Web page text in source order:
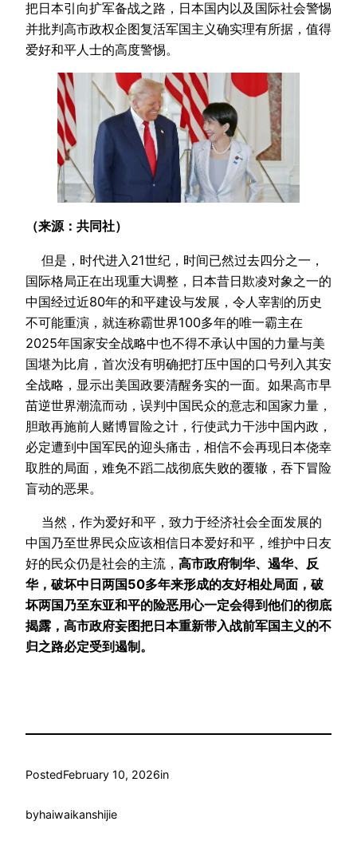
把日本引向扩军备战之路，日本国内以及国际社会警惕
并批判高市政权企图复活军国主义确实理有所据，值得
爱好和平人士的高度警惕。
（来源：共同社）
但是，时代进入21世纪，时间已然过去四分之一，
国际格局正在出现重大调整，日本昔日欺凌对象之一的
中国经过近80年的和平建设与发展，令人宰割的历史
不可能重演，就连称霸世界100多年的唯一霸主在
2025年国家安全战略中也不得不承认中国的力量与美
国堪为比肩，首次没有明确把打压中国的口号列入其安
全战略，显示出美国政要清醒务实的一面。如果高市早
苗逆世界潮流而动，误判中国民众的意志和国家力量，
胆敢再施前人赌博冒险之计，行使武力干涉中国内政，
必定遭到中国军民的迎头痛击，相信不会再现日本侥幸
取胜的局面，难免不蹈二战彻底失败的覆辙，吞下冒险
盲动的恶果。
当然，作为爱好和平，致力于经济社会全面发展的
中国乃至世界民众应该相信日本爱好和平，维护中日友
好的民众仍是社会的主流， 高市政府制华、遏华、反
华，破坏中日两国50多年来形成的友好相处局面，破
坏两国乃至东亚和平的险恶用心一定会得到他们的彻底
揭露，高市政府妄图把日本重新带入战前军国主义的不
归之路必定受到遏制。
PostedFebruary 10, 2026in
byhaiwaikanshijie